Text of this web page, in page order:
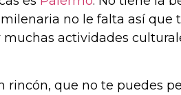
no le falta así que
actividades
que no te puedes